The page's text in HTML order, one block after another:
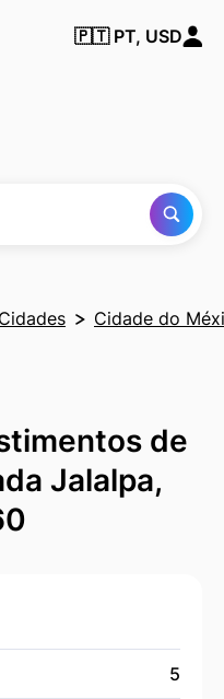
Encontre
qualquer
🇵🇹 PT, USD
Cidades Cidade do
de
Jalalpa,
5